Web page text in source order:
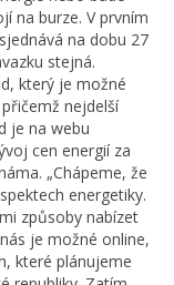
na burze. V prvním
na dobu 27
stejná.
který je možné
nejdelší
je na webu
cen energií za
„Chápeme, že
energetiky.
způsoby nabízet
je možné online,
které plánujeme